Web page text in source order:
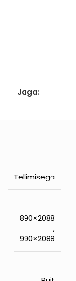
Jaga:
Tellimisega
890×2088
,
990×2088